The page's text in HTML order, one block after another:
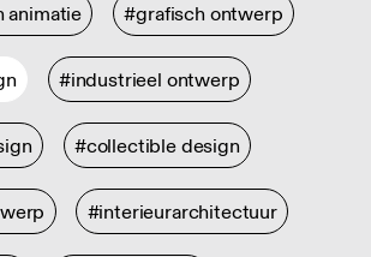
animatie #grafisch ontwerp
#industrieel ontwerp
#collectible design
#interieurarchitectuur